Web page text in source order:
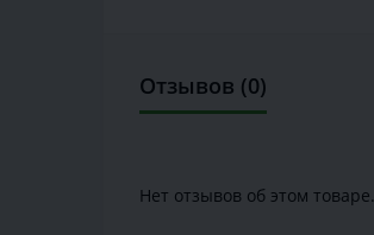
Отзывов (0)
Нет отзывов об этом товаре.